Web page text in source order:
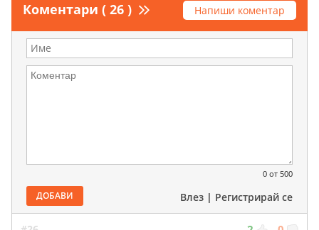
Коментари ( 26 ) Напиши коментар
0 от 500
ДОБАВИ Влез | Регистрирай се